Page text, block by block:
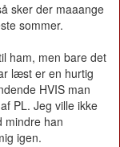
sker der maaange
sommer.
ham, men bare det
læst er en hurtig
HVIS man
PL. Jeg ville ikke
mindre han
igen.